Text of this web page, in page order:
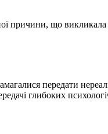
причини, що викликала
передати
глибоких